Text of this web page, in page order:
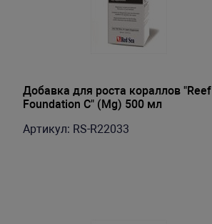
Добавка для роста кораллов "Reef
Foundation C" (Mg) 500 мл
Артикул: RS-R22033